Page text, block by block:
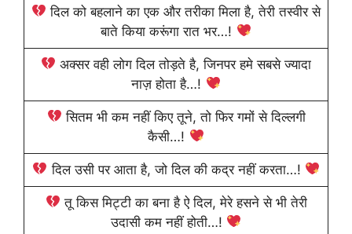
दिल को बहलाने का एक और तरीका मिला है, तेरी तस्वीर से
बाते किया करूंगा रात भर…!
अक्सर वही लोग दिल तोड़ते है, जिनपर हमे सबसे ज्यादा
नाज़ होता है…!
सितम भी कम नहीं किए तूने, तो फिर गमों से दिल्लगी
कैसी…!
दिल उसी पर आता है, जो दिल की कद्र नहीं करता…!
तू किस मिट्टी का बना है ऐ दिल, मेरे हसने से भी तेरी
उदासी कम नहीं होती…!